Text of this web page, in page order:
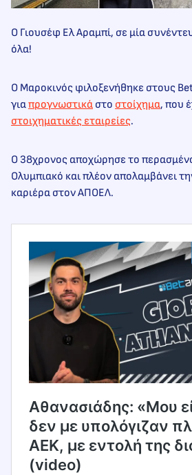
O Γιουσέφ Ελ Αραμπί, σε μία
όλα!
Ο Μαροκινός φιλοξενήθηκε στους
γιαπρογνωστικά στο στοίχημα, που
στοιχηματικές εταιρείες.
Ο 38χρονος αποχώρησε το
Ολυμπιακό και πλέον απολαμβάνει
καριέρα στον ΑΠΟΕΛ.
Αθανασιάδης: «Μου
δεν με υπολόγιζαν
ΑΕΚ, με εντολή της
(video)